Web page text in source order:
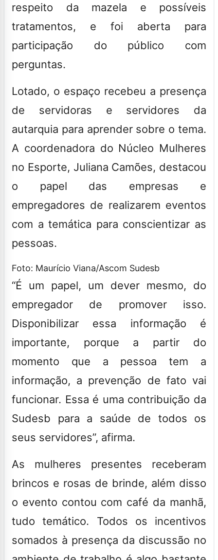
respeito da mazela e possíveis
tratamentos, e foi aberta para
participação do público com
perguntas.
Lotado, o espaço recebeu a presença
de servidoras e servidores da
autarquia para aprender sobre o tema.
A coordenadora do Núcleo Mulheres
no Esporte, Juliana Camões, destacou
o papel das empresas e
empregadores de realizarem eventos
com a temática para conscientizar as
pessoas.
Foto: Maurício Viana/Ascom Sudesb
“É um papel, um dever mesmo, do
empregador de promover isso.
Disponibilizar essa informação é
importante, porque a partir do
momento que a pessoa tem a
informação, a prevenção de fato vai
funcionar. Essa é uma contribuição da
Sudesb para a saúde de todos os
seus servidores”, afirma.
As mulheres presentes receberam
brincos e rosas de brinde, além disso
o evento contou com café da manhã,
tudo temático. Todos os incentivos
somados à presença da discussão no